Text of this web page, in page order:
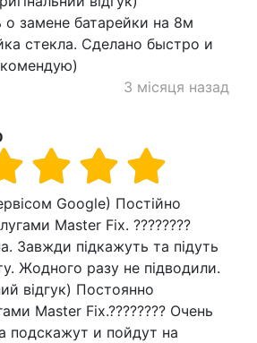
о замене батарейки на 8м
стекла. Сделано быстро и
3 місяця назад
Google) Постійно
Master Fix. ????????
Завжди підкажуть та підуть
Жодного разу не підводили.
відгук) Постоянно
Master Fix.???????? Очень
подскажут и пойдут на